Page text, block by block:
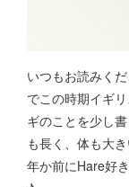
いつもお読みく
でこの時期イギ
ギのことを少し
も長く、体も大
年か前にHare好